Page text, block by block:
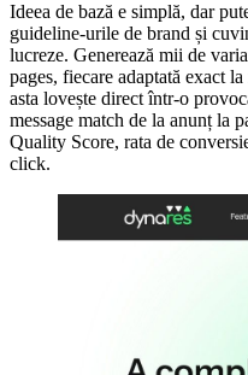
Ideea de bază e simplă, dar
guideline-urile de brand și
lucreze. Generează mii de
pages, fiecare adaptată exact
asta lovește direct într-o
message match de la anunț la
Quality Score, rata de
click.